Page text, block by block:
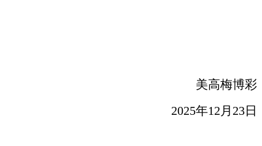
美高梅博彩
2025年12月23日